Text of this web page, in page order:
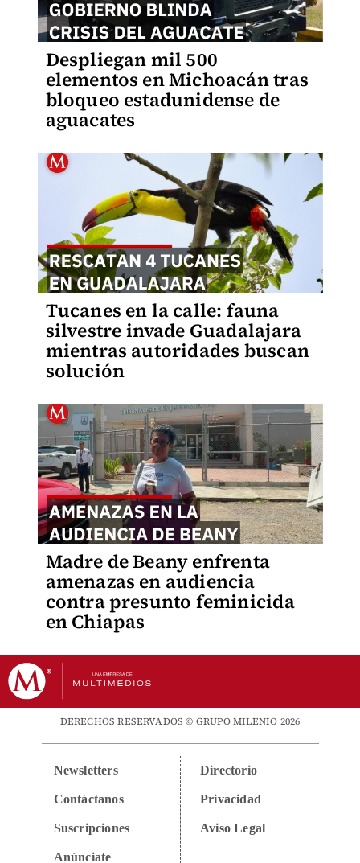
Despliegan mil 500
elementos en Michoacán tras
bloqueo estadunidense de
aguacates
Tucanes en la calle: fauna
silvestre invade Guadalajara
mientras autoridades buscan
solución
Madre de Beany enfrenta
amenazas en audiencia
contra presunto feminicida
en Chiapas
DERECHOS RESERVADOS © GRUPO MILENIO 2026
Newsletters
Contáctanos
Suscripciones
Anúnciate
Directorio
Privacidad
Aviso Legal